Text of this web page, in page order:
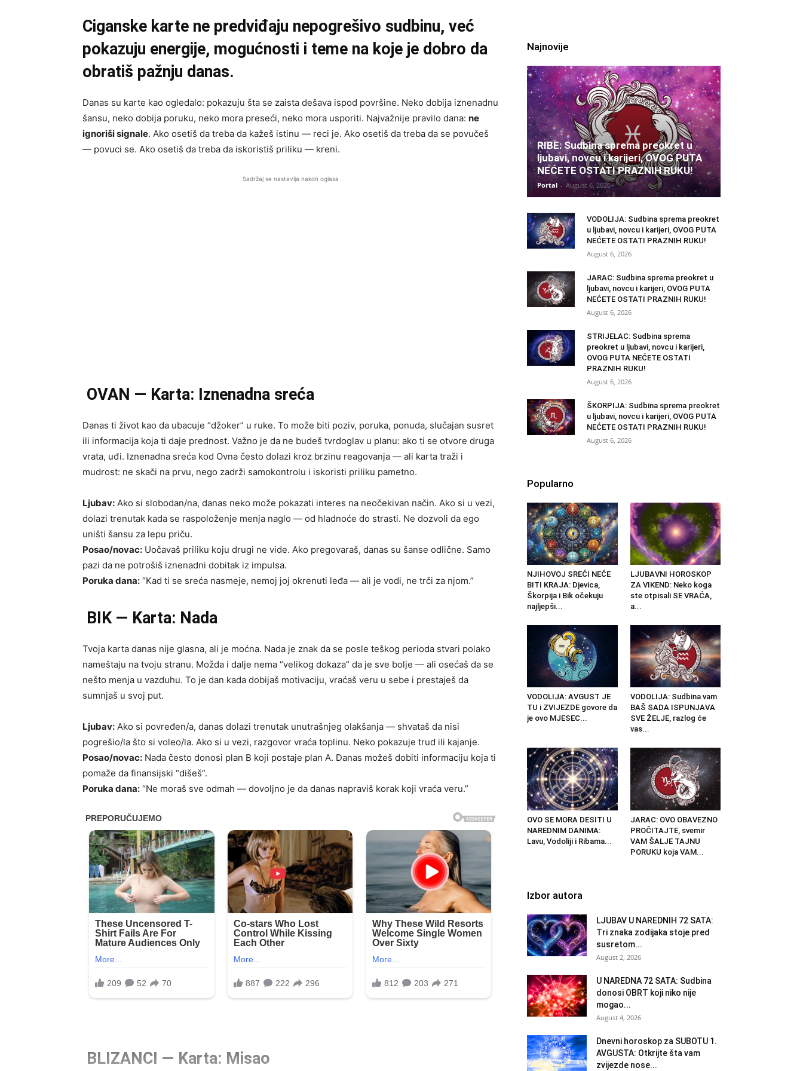
Ciganske karte ne predviđaju nepogrešivo sudbinu, već
pokazuju energije, mogućnosti i teme na koje je dobro da
obratiš pažnju danas.
Danas su karte kao ogledalo: pokazuju šta se zaista dešava ispod površine. Neko dobija iznenadnu
šansu, neko dobija poruku, neko mora preseći, neko mora usporiti. Najvažnije pravilo dana: ne
ignoriši signale. Ako osetiš da treba da kažeš istinu — reci je. Ako osetiš da treba da se povučeš
— povuci se. Ako osetiš da treba da iskoristiš priliku — kreni.
Sadržaj se nastavlja nakon oglasa
OVAN — Karta: Iznenadna sreća
Danas ti život kao da ubacuje “džoker” u ruke. To može biti poziv, poruka, ponuda, slučajan susret
ili informacija koja ti daje prednost. Važno je da ne budeš tvrdoglav u planu: ako ti se otvore druga
vrata, uđi. Iznenadna sreća kod Ovna često dolazi kroz brzinu reagovanja — ali karta traži i
mudrost: ne skači na prvu, nego zadrži samokontrolu i iskoristi priliku pametno.
Ljubav: Ako si slobodan/na, danas neko može pokazati interes na neočekivan način. Ako si u vezi,
dolazi trenutak kada se raspoloženje menja naglo — od hladnoće do strasti. Ne dozvoli da ego
uništi šansu za lepu priču.
Posao/novac: Uočavaš priliku koju drugi ne vide. Ako pregovaraš, danas su šanse odlične. Samo
pazi da ne potrošiš iznenadni dobitak iz impulsa.
Poruka dana: “Kad ti se sreća nasmeje, nemoj joj okrenuti leđa — ali je vodi, ne trči za njom.”
BIK — Karta: Nada
Tvoja karta danas nije glasna, ali je moćna. Nada je znak da se posle teškog perioda stvari polako
nameštaju na tvoju stranu. Možda i dalje nema “velikog dokaza” da je sve bolje — ali osećaš da se
nešto menja u vazduhu. To je dan kada dobijaš motivaciju, vraćaš veru u sebe i prestaješ da
sumnjaš u svoj put.
Ljubav: Ako si povređen/a, danas dolazi trenutak unutrašnjeg olakšanja — shvataš da nisi
pogrešio/la što si voleo/la. Ako si u vezi, razgovor vraća toplinu. Neko pokazuje trud ili kajanje.
Posao/novac: Nada često donosi plan B koji postaje plan A. Danas možeš dobiti informaciju koja ti
pomaže da finansijski “dišeš”.
Poruka dana: “Ne moraš sve odmah — dovoljno je da danas napraviš korak koji vraća veru.”
BLIZANCI — Karta: Misao
Najnovije
RIBE: Sudbina sprema preokret u
ljubavi, novcu i karijeri, OVOG PUTA
NEĆETE OSTATI PRAZNIH RUKU!
Portal - August 6, 2026
VODOLIJA: Sudbina sprema preokret
u ljubavi, novcu i karijeri, OVOG PUTA
NEĆETE OSTATI PRAZNIH RUKU!
August 6, 2026
JARAC: Sudbina sprema preokret u
ljubavi, novcu i karijeri, OVOG PUTA
NEĆETE OSTATI PRAZNIH RUKU!
August 6, 2026
STRIJELAC: Sudbina sprema
preokret u ljubavi, novcu i karijeri,
OVOG PUTA NEĆETE OSTATI
PRAZNIH RUKU!
August 6, 2026
ŠKORPIJA: Sudbina sprema preokret
u ljubavi, novcu i karijeri, OVOG PUTA
NEĆETE OSTATI PRAZNIH RUKU!
August 6, 2026
Popularno
NJIHOVOJ SREĆI NEĆE
BITI KRAJA: Djevica,
Škorpija i Bik očekuju
najljepši...
LJUBAVNI HOROSKOP
ZA VIKEND: Neko koga
ste otpisali SE VRAĆA,
a...
VODOLIJA: AVGUST JE
TU i ZVIJEZDE govore da
je ovo MJESEC...
VODOLIJA: Sudbina vam
BAŠ SADA ISPUNJAVA
SVE ŽELJE, razlog će
vas...
OVO SE MORA DESITI U
NAREDNIM DANIMA:
Lavu, Vodoliji i Ribama...
JARAC: OVO OBAVEZNO
PROČITAJTE, svemir
VAM ŠALJE TAJNU
PORUKU koja VAM...
Izbor autora
LJUBAV U NAREDNIH 72 SATA:
Tri znaka zodijaka stoje pred
susretom...
August 2, 2026
U NAREDNA 72 SATA: Sudbina
donosi OBRT koji niko nije
mogao...
August 4, 2026
Dnevni horoskop za SUBOTU 1.
AVGUSTA: Otkrijte šta vam
zvijezde nose...